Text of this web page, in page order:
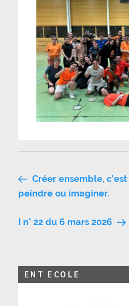
Navigation
de
l’article
Créer ensemble,
peindre ou imaginer.
I n° 22 du 6 mars 2026
ENT ECOLE